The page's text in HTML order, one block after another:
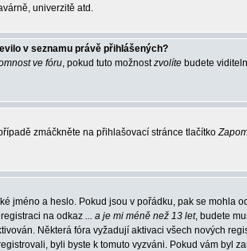
univerzitě atd.
v seznamu právě přihlášených?
ve fóru, pokud tuto možnostzvolíte budete
zmáčkněte na přihlašovací stránce tlačítko
jméno a heslo. Pokud jsou v pořádku, pak se mohla
na odkaz ... a je mi méně než 13 let, budete
Některá fóra vyžadují aktivaci všech nových
byli byste k tomuto vyzváni. Pokud vám byl